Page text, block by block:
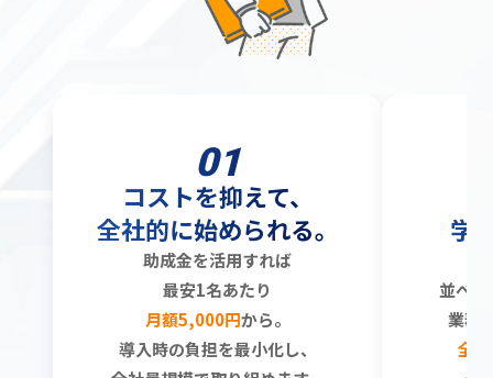
01
コストを抑えて、
全社的に始められる。
助成金を活用すれば
最安1名あたり
月額5,000円から。
導入時の負担を最小化し、
学
並べ
業務
全